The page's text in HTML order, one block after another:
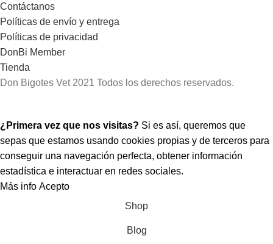
Contáctanos
Políticas de envío y entrega
Políticas de privacidad
DonBi Member
Tienda
Don Bigotes Vet 2021 Todos los derechos reservados.
¿Primera vez que nos visitas? Si es así, queremos que
sepas que estamos usando cookies propias y de terceros para
conseguir una navegación perfecta, obtener información
estadística e interactuar en redes sociales.
Más info Acepto
Shop
Blog